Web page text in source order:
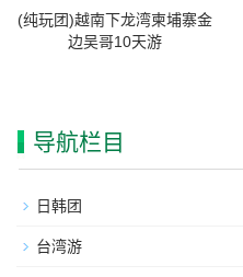
(纯玩团)越南下龙湾柬埔寨金
边吴哥10天游
导航栏目
日韩团
台湾游